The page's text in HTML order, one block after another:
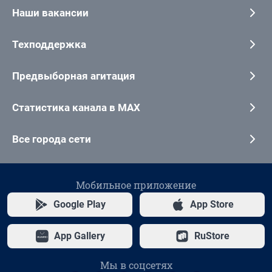
Наши вакансии
Техподдержка
Предвыборная агитация
Статистика канала в MAX
Все города сети
Мобильное приложение
Google Play App Store
App Gallery RuStore
Мы в соцсетях